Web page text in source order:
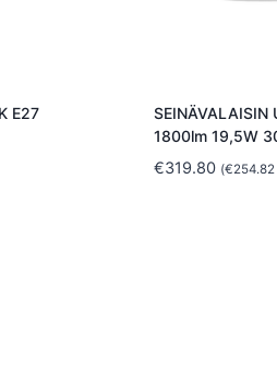
E27
SEINÄVALAISIN
1800lm 19,5W
€319.80 (€254.82